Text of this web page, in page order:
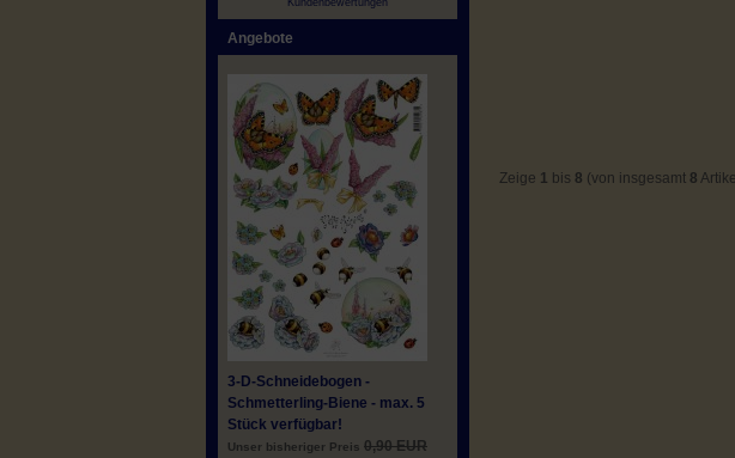
Angebote
3-D-Schneidebogen -
Schmetterling-Biene - max. 5
Stück verfügbar!
Unser bisheriger Preis 0,90 EUR
Zeige 1 bis 8 (von insgesamt 8